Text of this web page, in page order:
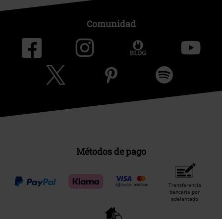
Comunidad
Métodos de pago
Transferencia
bancaria por
adelantado